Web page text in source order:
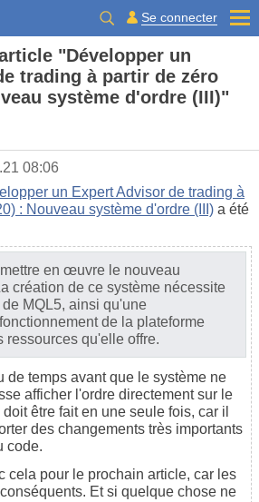
Se connecter
"Développer un
trading à partir de zéro
système d'ordre (III)"
08:06
un Expert Advisor de trading à
: Nouveau système d'ordre (III) a été
en œuvre le nouveau
création de ce système nécessite
MQL5, ainsi qu'une
de la plateforme
ressources qu'elle offre.
de temps avant que le système ne
afficher l'ordre directement sur le
être fait en une seule fois, car il
des changements très importants
code.
cela pour le prochain article, car les
Et si quelque chose ne